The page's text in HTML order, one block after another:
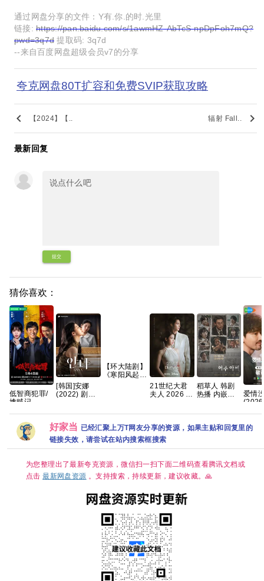
通过网盘分享的文件：Y有.你.的时.光里
链接:https://pan.baidu.com/s/1awmHZ-AbTcS-npDpFoh7mQ?
pwd=3q7d 提取码: 3q7d
--来自百度网盘超级会员v7的分享
夸克网盘80T扩容和免费SVIP获取攻略
keyboard_arrow_left 【2024】【.. 辐射 Fall.. keyboard_arrow_right
最新回复
提交
猜你喜欢：
低智商犯罪/
擒贼记
】【悬疑/ 犯
罪】【国语中
字】【4K 持
续更新】
[韩国]安娜
(2022) 剧情
第二个安娜 /
두 번째 안나
/ Anna 夸克
【环大陆剧】
《寒阳风起春
中字/三无
版】【共16
集】
21世纪大君
夫人 2026 韩
稻草人 韩剧
热播 内嵌中
爱情
资源
好家当 已经汇聚上万T网友分享的资源，如果主贴和回复里的
链接失效，请尝试在站内搜索框搜索
为您整理出了最新夸克资源，微信扫一扫下面二维码查看腾讯文档或
点击最新网盘资源 。支持搜索，持续更新，建议收藏。🙏